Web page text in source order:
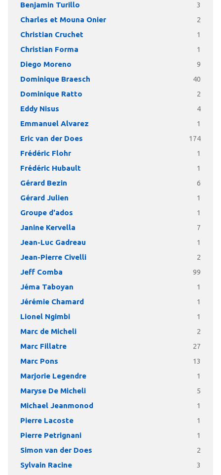
Benjamin Turillo 3
Charles et Mouna Onier 2
Christian Cruchet 1
Christian Forma 1
Diego Moreno 9
Dominique Braesch 40
Dominique Ratto 2
Eddy Nisus 4
Emmanuel Alvarez 1
Eric van der Does 174
Frédéric Flohr 1
Frédéric Hubault 1
Gérard Bezin 6
Gérard Julien 1
Groupe d'ados 1
Janine Kervella 7
Jean-Luc Gadreau 1
Jean-Pierre Civelli 2
Jeff Comba 99
Jéma Taboyan 1
Jérémie Chamard 1
Lionel Ngimbi 1
Marc de Micheli 2
Marc Fillatre 27
Marc Pons 13
Marjorie Legendre 1
Maryse De Micheli 5
Michael Jeanmonod 1
Pierre Lacoste 1
Pierre Petrignani 1
Simon van der Does 2
Sylvain Racine 3